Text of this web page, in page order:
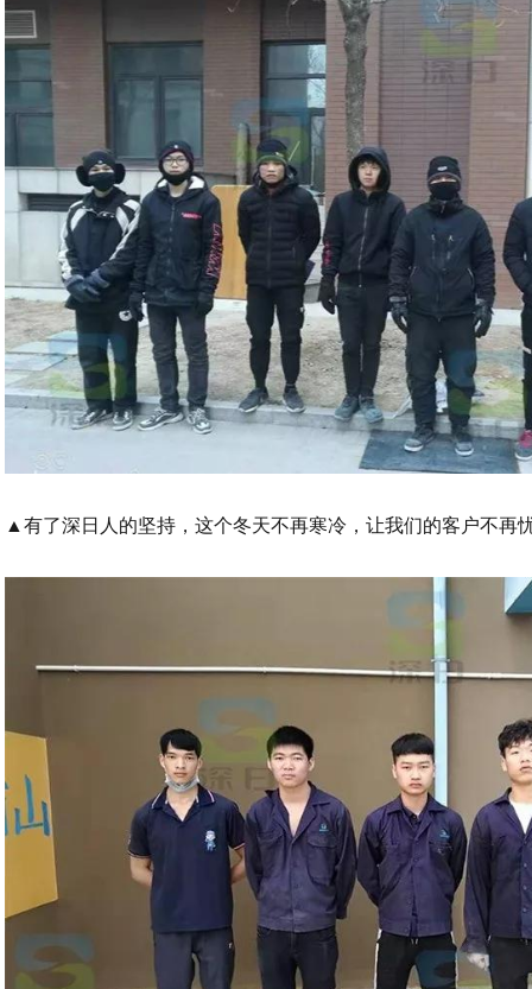
▲有了深日人的坚持，这个冬天不再寒冷，让我们的客户不再